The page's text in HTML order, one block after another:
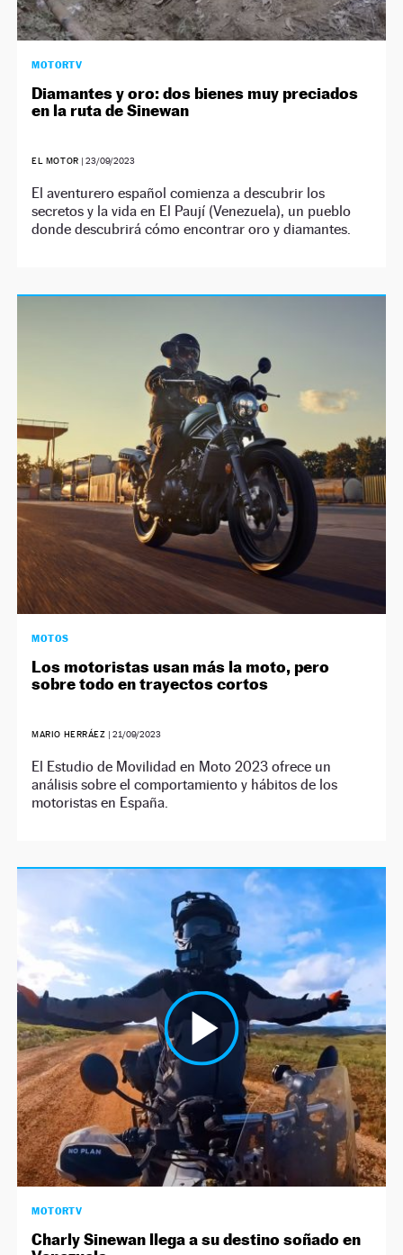
MOTORTV
Diamantes y oro: dos bienes muy preciados
en la ruta de Sinewan
EL MOTOR | 23/09/2023
El aventurero español comienza a descubrir los
secretos y la vida en El Paují (Venezuela), un pueblo
donde descubrirá cómo encontrar oro y diamantes.
MOTOS
Los motoristas usan más la moto, pero
sobre todo en trayectos cortos
MARIO HERRÁEZ | 21/09/2023
El Estudio de Movilidad en Moto 2023 ofrece un
análisis sobre el comportamiento y hábitos de los
motoristas en España.
MOTORTV
Charly Sinewan llega a su destino soñado en